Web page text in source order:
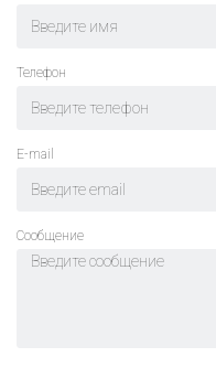
Телефон
E-mail
Cообщение